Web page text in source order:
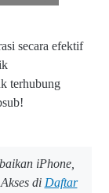
secara efektif
terhubung
iPhone,
di Daftar